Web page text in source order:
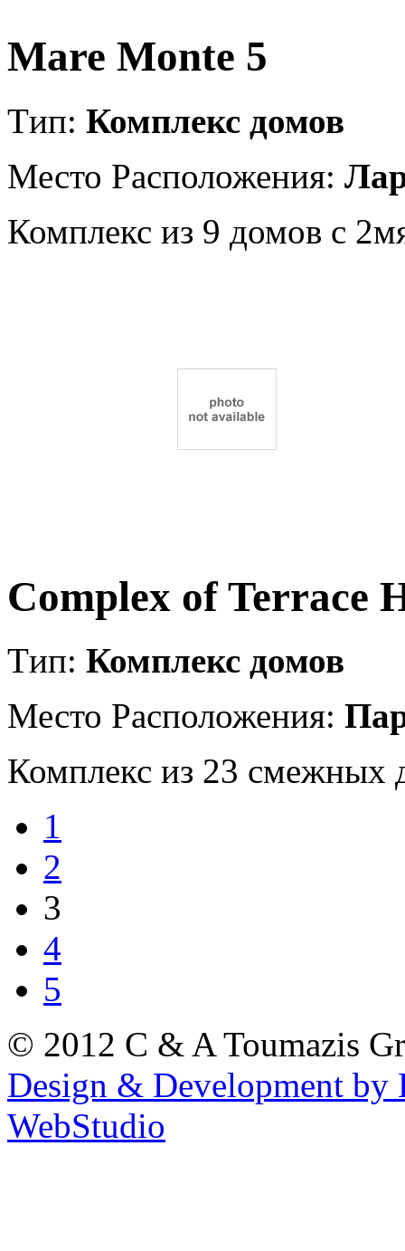
Mare Monte 5
Tип: Комплекс домов
Место Расположения:
Комплекс из 9 домов с
Complex of Terrace
Tип: Комплекс домов
Место Расположения:
Комплекс из 23 смежных
1
2
3
4
5
© 2012 C & A Toumazis
Design & Development
WebStudio